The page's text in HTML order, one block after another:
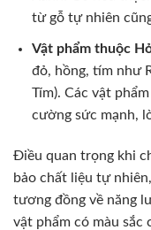
từ gỗ tự nhiên
Vật phẩm thuộc
đỏ, hồng, tím như
Tím). Các vật
cường sức mạnh,
Điều quan trọng khi
bảo chất liệu tự
tương đồng về năng
vật phẩm có màu sắc